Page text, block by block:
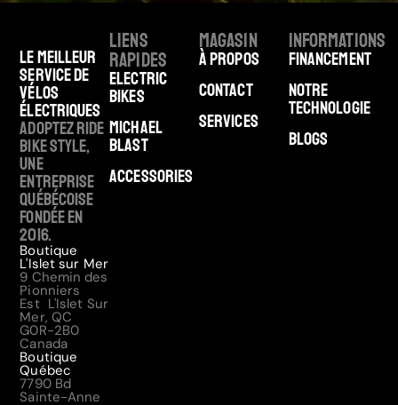
Le meilleur
service de
vélos
électriques
Adoptez Ride
Bike Style,
une
entreprise
québécoise
fondée en
2016.
Boutique
L'Islet sur Mer
9 Chemin des
Pionniers
Est L'Islet Sur
Mer, QC
G0R-2B0
Canada
Boutique
Québec
7790 Bd
Sainte-Anne
Liens
rapides
Electric
Bikes
Michael
Blast
Accessories
Magasin
À Propos
Contact
Services
Informations
Financement
Notre
technologie
Blogs